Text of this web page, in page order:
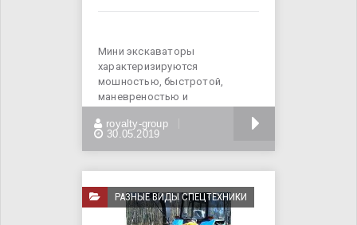
Мини экскаваторы
характеризируются
мошностью, быстротой,
маневреностью и
Отлично проявляют
royalty-group
30.05.2019
РАЗНЫЕ ВИДЫ СПЕЦТЕХНИКИ